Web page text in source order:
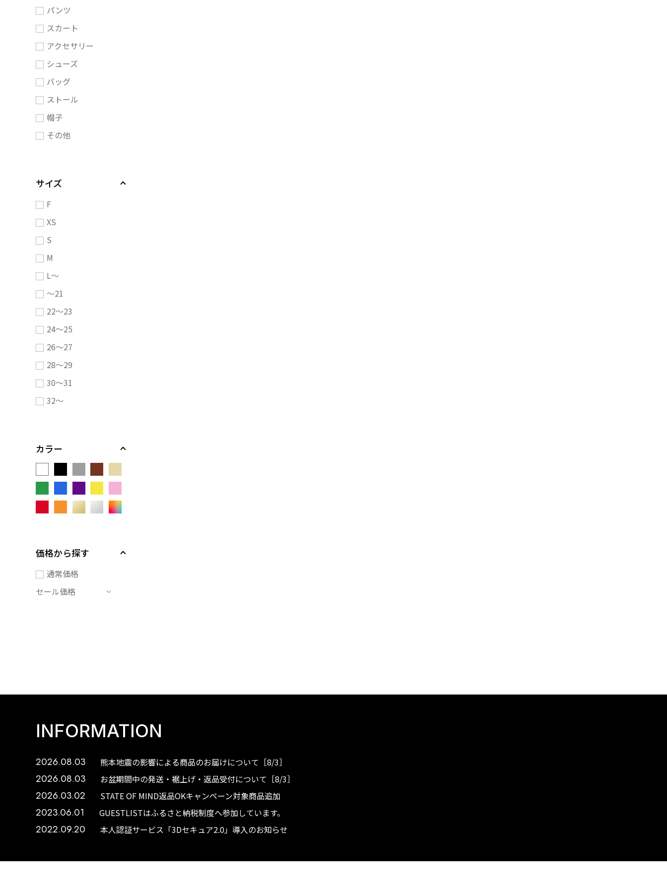
パンツ
スカート
アクセサリー
シューズ
バッグ
ストール
帽子
その他
サイズ
F
XS
S
M
L～
～21
22～23
24～25
26～27
28～29
30～31
32～
カラー
価格から探す
通常価格
セール価格
INFORMATION
2026.08.03 熊本地震の影響による商品のお届けについて［8/3］
2026.08.03 お盆期間中の発送・裾上げ・返品受付について［8/3］
2026.03.02 STATE OF MIND返品OKキャンペーン対象商品追加
2023.06.01 GUESTLISTはふるさと納税制度へ参加しています。
2022.09.20 本人認証サービス「3Dセキュア2.0」導入のお知らせ